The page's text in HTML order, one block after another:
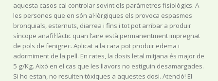
aquesta casos cal controlar sovint els paràmetres fisiològics. A
les persones que en són al·lèrgiques els provoca espasmes
bronquials, esternuts, diarrea i fins i tot pot arribar a produir
síncope anafil·làctic quan l’aire està permanentment impregnat
de pols de fenigrec. Aplicat a la cara pot produir edema i
adormiment de la pell. En rates, la dosis letal mitjana és major de
5 g/Kg. Això en el cas que les llavors no estiguin desamargades.
Si ho estan, no resulten tòxiques a aquestes dosi. Atenció! El